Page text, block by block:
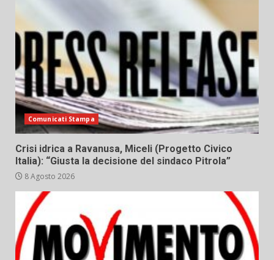
Comunicati Stampa
Crisi idrica a Ravanusa, Miceli (Progetto Civico
Italia): “Giusta la decisione del sindaco Pitrola”
8 Agosto 2026